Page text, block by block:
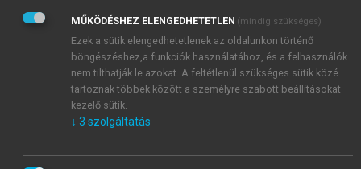
Adatkezelési tájékoztatóbanfoglaltakat tudomásul
veszem és elfogadom.
Általános vásárlási feltételeket, valamint a szotar.netés a
mersz.huoldalak licencszerződéseiben foglaltakat
tudomásul veszem és elfogadom.
KIPRÓBÁLOM
MŰKÖDÉSHEZ ELENGEDHETETLEN (mindig szükséges)
Ezek a sütik elengedhetetlenek az oldalunkon történő
böngészéshez,a funkciók használatához, és a felhasználók
nem tilthatják le azokat. A feltétlenül szükséges sütik közé
tartoznak többek között a személyre szabott beállításokat
kezelő sütik.
↓ 3 szolgáltatás